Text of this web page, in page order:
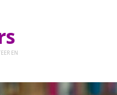
EN